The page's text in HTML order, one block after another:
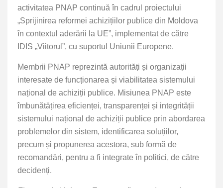
activitatea PNAP continuă în cadrul proiectului
„Sprijinirea reformei achizițiilor publice din Moldova
în contextul aderării la UE”, implementat de către
IDIS „Viitorul”, cu suportul Uniunii Europene.
Membrii PNAP reprezintă autorități și organizații
interesate de funcționarea și viabilitatea sistemului
național de achiziții publice. Misiunea PNAP este
îmbunătățirea eficienței, transparenței și integrității
sistemului național de achiziții publice prin abordarea
problemelor din sistem, identificarea soluțiilor,
precum și propunerea acestora, sub formă de
recomandări, pentru a fi integrate în politici, de către
decidenți.